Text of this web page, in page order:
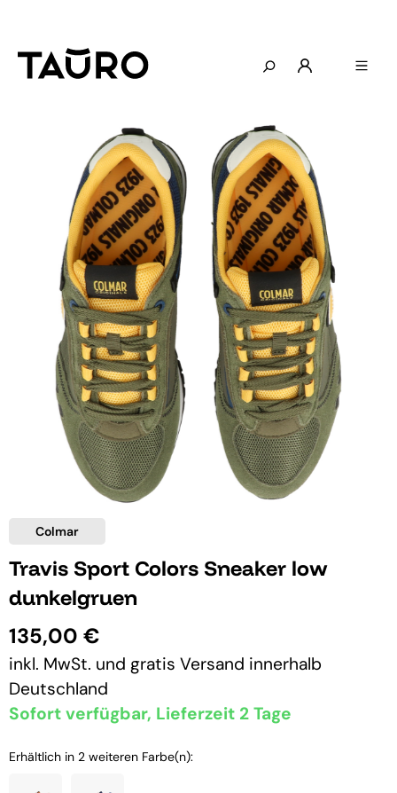
Colmar
Travis Sport Colors Sneaker low
dunkelgruen
135,00 €
inkl. MwSt. und gratis Versand innerhalb
Deutschland
Sofort verfügbar, Lieferzeit 2 Tage
Erhältlich in 2 weiteren Farbe(n):